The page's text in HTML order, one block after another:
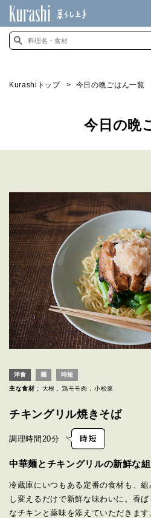
Kurashiトップ 今日の晩ごはん一覧
今日の晩
洋食 麺 時短
主な食材 : 大根 鶏モモ肉 小松菜
チキングリル焼きそば
調理時間 20分
中華麺とチキングリルの新鮮な
冷蔵庫にいつもある定番の食材も、
し変えるだけで新鮮な味わいに。香
なチキンと薬味を添えていただきます